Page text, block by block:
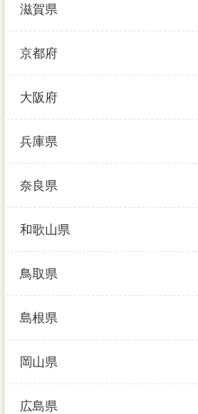
滋賀県
京都府
大阪府
兵庫県
奈良県
和歌山県
鳥取県
島根県
岡山県
広島県